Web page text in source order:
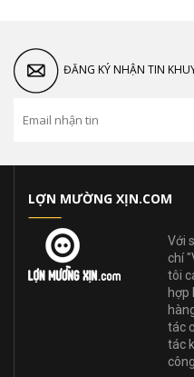
ĐĂNG KÝ NHẬN TIN
LỢN MƯỜNG XỊN.COM
Với
chí
tôi
hợp
tác
tác